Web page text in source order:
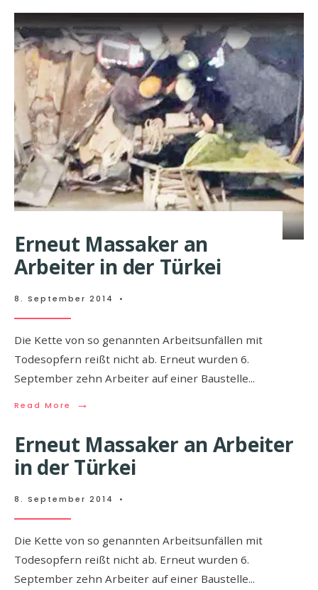
Erneut Massaker an
Arbeiter in der Türkei
8. September 2014 •
Die Kette von so genannten Arbeitsunfällen mit
Todesopfern reißt nicht ab. Erneut wurden 6.
September zehn Arbeiter auf einer Baustelle...
Read More →
Erneut Massaker an Arbeiter
in der Türkei
8. September 2014 •
Die Kette von so genannten Arbeitsunfällen mit
Todesopfern reißt nicht ab. Erneut wurden 6.
September zehn Arbeiter auf einer Baustelle...